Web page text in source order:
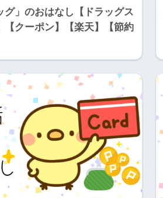
グ」のおはなし【ドラッグス
【クーポン】【楽天】【節約